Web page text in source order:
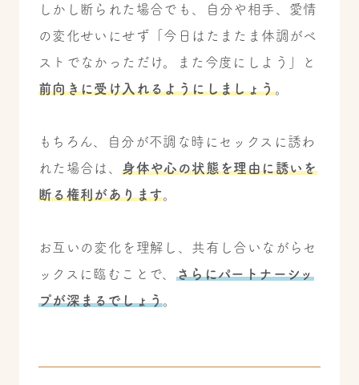
しかし断られた場合でも、自分や相手、愛情
の変化せいにせず「今日はたまたま体調がベ
ストでなかっただけ。また今度にしよう」と
前向きに受け入れるようにしましょう。
もちろん、自分が不調な時にセックスに誘わ
れた場合は、身体や心の状態を理由に誘いを
断る権利があります。
お互いの変化を理解し、共有し合いながらセ
ックスに臨むことで、 さらにパートナーシッ
プが深まるでしょう。